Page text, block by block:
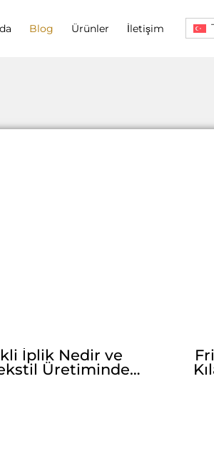
Blog Ürünler İletişim
İplik Nedir ve
Üretimindeki